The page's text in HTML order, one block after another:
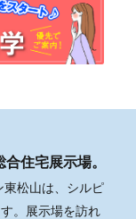
住宅展示場。
松山は、シルピ
。展示場を訪れ